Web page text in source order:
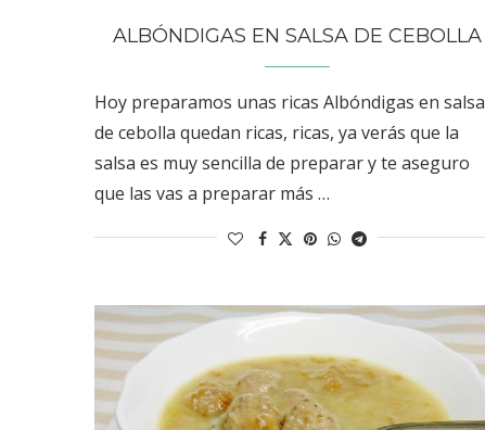
ALBÓNDIGAS EN SALSA DE CEBOLLA
Hoy preparamos unas ricas Albóndigas en salsa
de cebolla quedan ricas, ricas, ya verás que la
salsa es muy sencilla de preparar y te aseguro
que las vas a preparar más …